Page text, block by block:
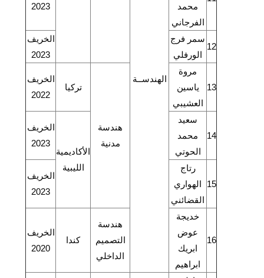
الهندســة
محمد
الفرجاني
2023
12
سمر فرج
الورفلي
الخريف
2023
13
مروة
ياسين
العشيبي
هندسة
مدنية
تركيا
الخريف
2022
14
سعيد
محمد
الحوتي
الأكاديمية
الليبية
الخريف
2023
15
رتاج
الهواري
القضائني
الخريف
2023
16
خديجة
عوض
ابريك
ابراهيم
هندسة
التصميم
الداخلي
كندا
الخريف
2020